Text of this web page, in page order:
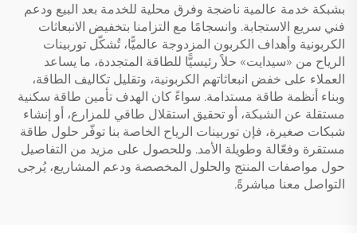
بشبكة خدمة عالمية ناضجة وفرق محلية للخدمة بعد البيع ودعم
فني سريع الاستجابة. وانسجامًا مع التزامنا بتخفيض الانبعاثات
الكربونية وأهداف الكربون المزدوجة عالميًّا، تُشكّل توربينات
الرياح من «سيدايت» حلاً رئيسيًّا للطاقة المتجددة، ما يساعد
العملاء على خفض انبعاثاتهم الكربونية، وتقليل تكاليف الطاقة،
وبناء أنظمة طاقة مستدامة. سواءً كان الهدف تأمين طاقة سكنية
مستقلة عن الشبكة، أو تحقيق استقلال طاقي للمزارع، أو إنشاء
شبكات صغيرة، فإن توربينات الرياح الخاصة بنا توفّر حلول طاقة
مستقرة وفعّالة وطويلة الأمد. وللحصول على مزيد من التفاصيل
حول مواصفات المنتج والحلول المخصصة ودعم المشاريع، يُرجى
التواصل معنا مباشرةً.